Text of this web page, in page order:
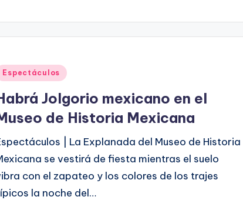
Espectáculos
Jolgorio mexicano en el
de Historia Mexicana
| La Explanada del Museo de Historia
se vestirá de fiesta mientras el suelo
con el zapateo y los colores de los trajes
la noche del…